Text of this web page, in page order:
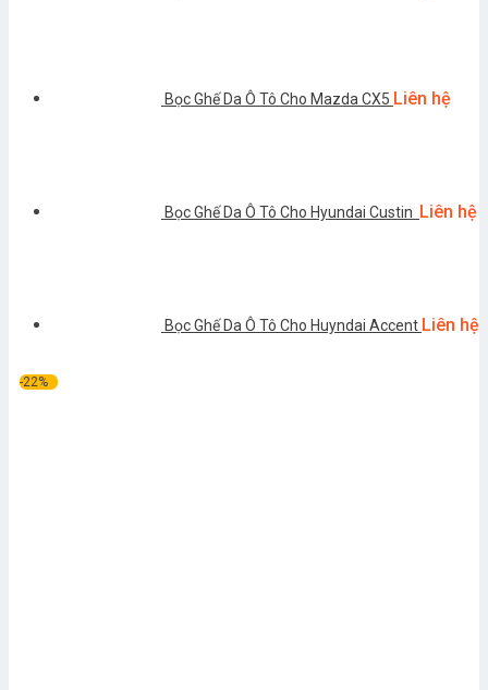
Bọc Ghế Da Ô Tô Cho Mazda CX5 Liên hệ
Bọc Ghế Da Ô Tô Cho Hyundai Custin Liên hệ
Bọc Ghế Da Ô Tô Cho Huyndai Accent Liên hệ
-22%